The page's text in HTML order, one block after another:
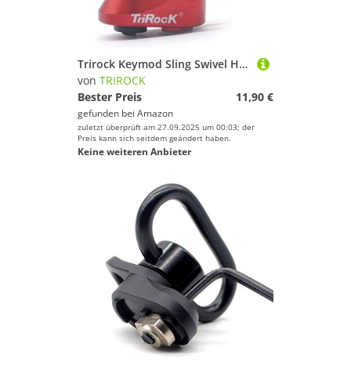
Trirock Keymod Sling Swivel Heart-Shape Loop with Push Button Red QD Base & Sling Mount with a Hole for Snap Clip Hook Spring
von TRIROCK
Bester Preis
11,90 €
gefunden bei Amazon
zuletzt überprüft am 27.09.2025 um 00:03; der
Preis kann sich seitdem geändert haben.
Keine weiteren Anbieter